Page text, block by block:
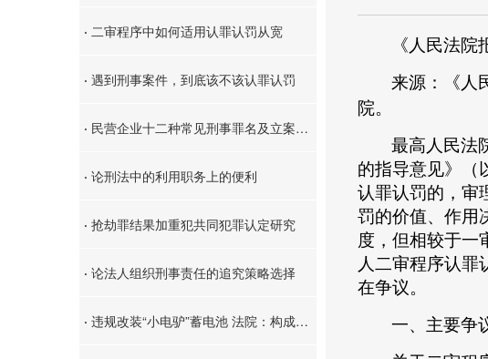
《人民法
来源：《人
院。
最高人民法
的指导意见》（
认罪认罚的，审
罚的价值、作用
度，但相较于一
人二审程序认罪
在争议。
一、主要争
· 二审程序中如何适用认罪认罚从宽
· 遇到刑事案件，到底该不该认罪认罚
· 民营企业十二种常见刑事罪名及立案标准
· 论刑法中的利用职务上的便利
· 抢劫罪结果加重犯共同犯罪认定研究
· 论法人组织刑事责任的追究策略选择
· 违规改装“小电驴”蓄电池 法院：构成销售伪劣产品罪